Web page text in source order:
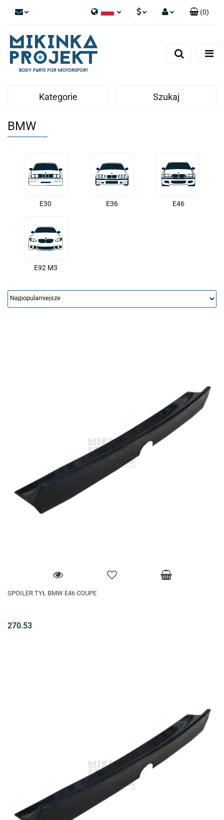
Polski
English
(0)
Kategorie Szukaj
BMW
E30 E36 E46
E92 M3
SPOILER TYŁ BMW E46 COUPE
270.53